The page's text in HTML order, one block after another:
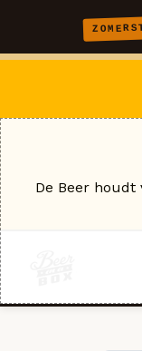
De Beer